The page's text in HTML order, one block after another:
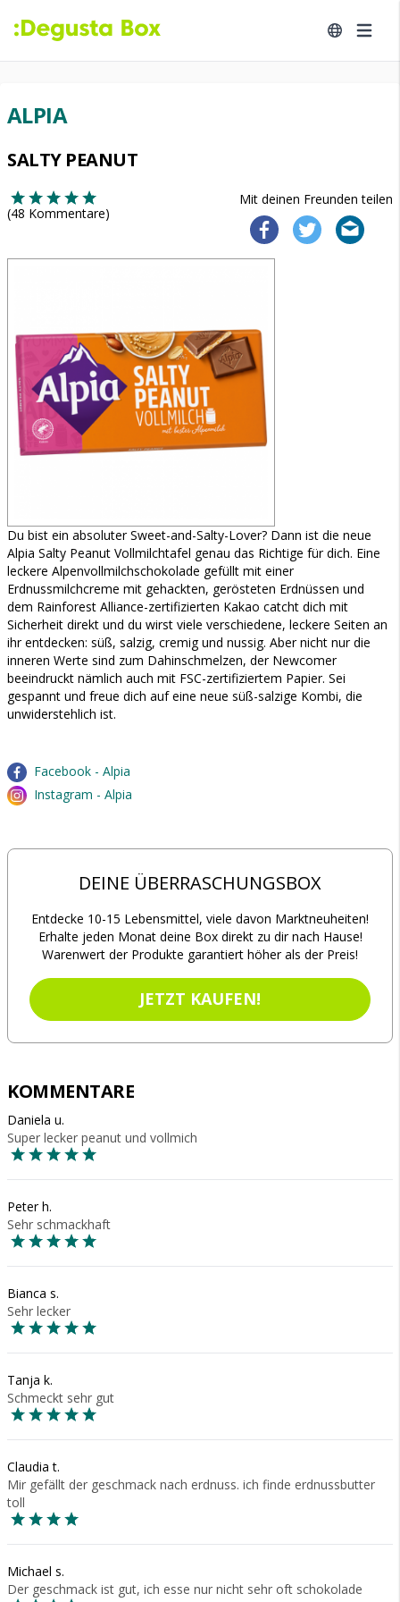
ALPIA
SALTY PEANUT
Mit deinen Freunden teilen
(48 Kommentare)
Du bist ein absoluter Sweet-and-Salty-Lover? Dann ist die neue
Alpia Salty Peanut Vollmilchtafel genau das Richtige für dich. Eine
leckere Alpenvollmilchschokolade gefüllt mit einer
Erdnussmilchcreme mit gehackten, gerösteten Erdnüssen und
dem Rainforest Alliance-zertifizierten Kakao catcht dich mit
Sicherheit direkt und du wirst viele verschiedene, leckere Seiten an
ihr entdecken: süß, salzig, cremig und nussig. Aber nicht nur die
inneren Werte sind zum Dahinschmelzen, der Newcomer
beeindruckt nämlich auch mit FSC-zertifiziertem Papier. Sei
gespannt und freue dich auf eine neue süß-salzige Kombi, die
unwiderstehlich ist.
Facebook - Alpia
Instagram - Alpia
DEINE ÜBERRASCHUNGSBOX
Entdecke 10-15 Lebensmittel, viele davon Marktneuheiten!
Erhalte jeden Monat deine Box direkt zu dir nach Hause!
Warenwert der Produkte garantiert höher als der Preis!
JETZT KAUFEN!
KOMMENTARE
Daniela u.
Super lecker peanut und vollmich
Peter h.
Sehr schmackhaft
Bianca s.
Sehr lecker
Tanja k.
Schmeckt sehr gut
Claudia t.
Mir gefällt der geschmack nach erdnuss. ich finde erdnussbutter
toll
Michael s.
Der geschmack ist gut, ich esse nur nicht sehr oft schokolade